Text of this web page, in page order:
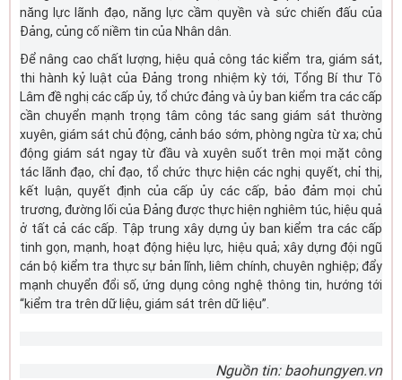
năng lực lãnh đạo, năng lực cầm quyền và sức chiến đấu của
Đảng, củng cố niềm tin của Nhân dân.
Để nâng cao chất lượng, hiệu quả công tác kiểm tra, giám sát,
thi hành kỷ luật của Đảng trong nhiệm kỳ tới, Tổng Bí thư Tô
Lâm đề nghị các cấp ủy, tổ chức đảng và ủy ban kiểm tra các cấp
cần chuyển mạnh trọng tâm công tác sang giám sát thường
xuyên, giám sát chủ động, cảnh báo sớm, phòng ngừa từ xa; chủ
động giám sát ngay từ đầu và xuyên suốt trên mọi mặt công
tác lãnh đạo, chỉ đạo, tổ chức thực hiện các nghị quyết, chỉ thị,
kết luận, quyết định của cấp ủy các cấp, bảo đảm mọi chủ
trương, đường lối của Đảng được thực hiện nghiêm túc, hiệu quả
ở tất cả các cấp. Tập trung xây dựng ủy ban kiểm tra các cấp
tinh gọn, mạnh, hoạt động hiệu lực, hiệu quả; xây dựng đội ngũ
cán bộ kiểm tra thực sự bản lĩnh, liêm chính, chuyên nghiệp; đẩy
mạnh chuyển đổi số, ứng dụng công nghệ thông tin, hướng tới
“kiểm tra trên dữ liệu, giám sát trên dữ liệu”.
Nguồn tin: baohungyen.vn